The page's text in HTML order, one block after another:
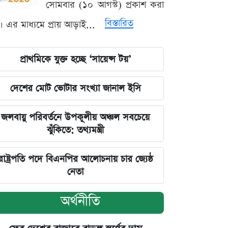
সোমবার (১০ আগস্ট) প্রকাশ করা
এর মাধ্যমে প্রায় আড়াই...
বিস্তারিত
প্রাথমিকে যুক্ত হচ্ছে ‘সায়েন্স টয়’
দেশের মোট ভোটার সংখ্যা জানাল ইসি
জলবায়ু পরিবর্তনে উপকূলীয় অঞ্চল সবচেয়ে
ঝুঁকিতে: তথ্যমন্ত্রী
পদে বিএনপির আলোচনায় চার জ্যেষ্ঠ
নেতা
অর্থনীতি